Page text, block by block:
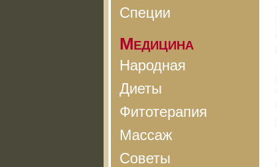
Специи
Медицина
Народная
Диеты
Фитотерапия
Массаж
Советы